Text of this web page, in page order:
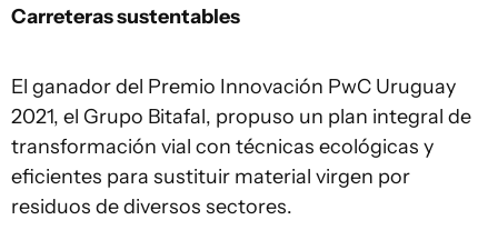
Carreteras sustentables
El ganador del Premio Innovación PwC Uruguay
2021, el Grupo Bitafal, propuso un plan integral de
transformación vial con técnicas ecológicas y
eficientes para sustituir material virgen por
residuos de diversos sectores.